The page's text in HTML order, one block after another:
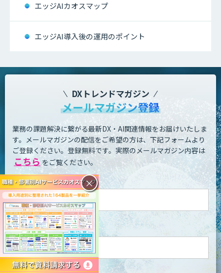
エッジAIカオスマップ
エッジAI導入後の運用のポイント
DXトレンドマガジン
メールマガジン登録
業務の課題解決に繋がる最新DX・AI関連情報をお届けいたしま
す。 メールマガジンの配信をご希望の方は、下記フォームより
ご登録ください。登録無料です。 実際のメールマガジン内容は
こちら をご覧ください。
お名前 - 姓・名
メールアドレス
×